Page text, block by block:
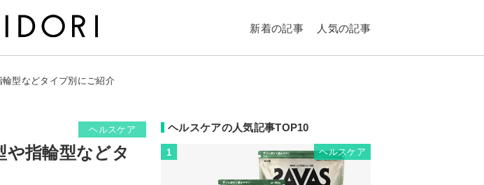
新着の記事 人気の記事
型などタイプ別にご紹介
ヘルスケア
指輪型などタ
ヘルスケアの人気記事TOP10
1 ヘルスケア